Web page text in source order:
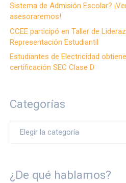
Sistema de Admisión Escolar?
asesoraremos!
CCEE participó en Taller de
Representación Estudiantil
Estudiantes de Electricidad
certificación SEC Clase D
Categorías
¿De qué hablamos?